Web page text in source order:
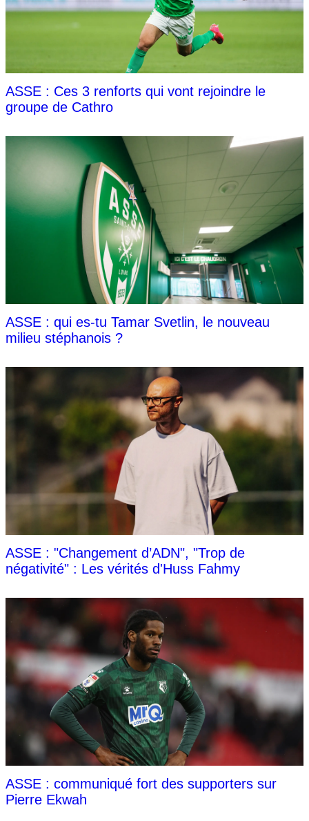
ASSE : Ces 3 renforts qui vont rejoindre le
groupe de Cathro
ASSE : qui es-tu Tamar Svetlin, le nouveau
milieu stéphanois ?
ASSE : "Changement d’ADN", "Trop de
négativité" : Les vérités d'Huss Fahmy
ASSE : communiqué fort des supporters sur
Pierre Ekwah